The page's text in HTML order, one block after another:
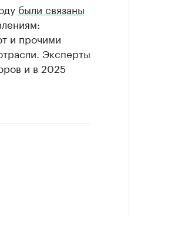
были связаны
и прочими
Эксперты
и в 2025